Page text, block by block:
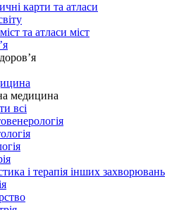
карти та атласи
та атласи міст
медицина
всі
і терапія інших захворювань